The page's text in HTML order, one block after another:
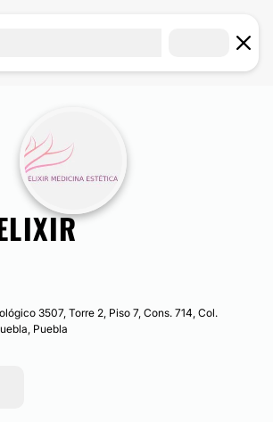
3507, Torre 2, Piso 7, Cons. 714, Col.
Puebla